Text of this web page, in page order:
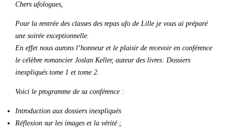
Chers ufologues,
Pour la rentrée des classes des repas ufo de Lille je vous ai préparé
une soirée exceptionnelle.
En effet nous aurons l’honneur et le plaisir de recevoir en conférence
le célèbre romancier Joslan Keller, auteur des livres: Dossiers
inexpliqués tome 1 et tome 2.
Voici le programme de sa conférence :
Introduction aux dossiers inexpliqués
Réflexion sur les images et la vérité ;